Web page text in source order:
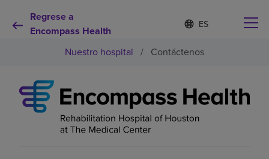
Regrese a
Encompass Health
Lista
de
contraída
d
o
s
e
e
Por qué debe elegirnos
Nuestro hospital / Contáctenos